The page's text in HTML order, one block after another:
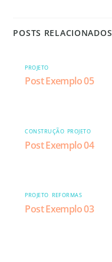
POSTS RELACIONADOS
PROJETO
Post Exemplo 05
CONSTRUÇÃO, PROJETO
Post Exemplo 04
PROJETO REFORMAS
Post Exemplo 03